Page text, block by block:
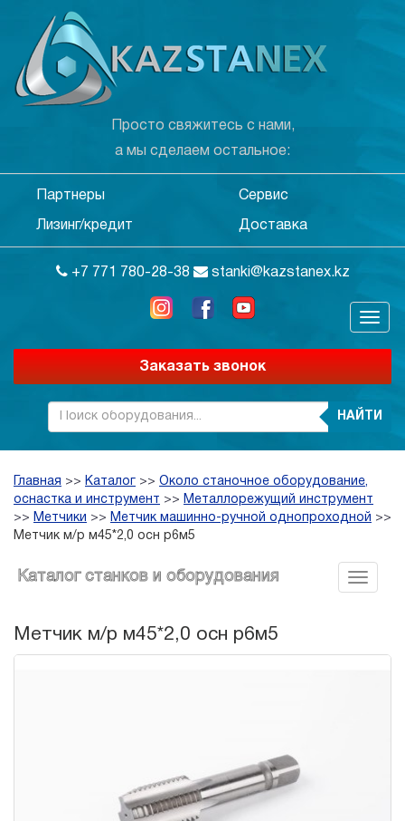
Просто свяжитесь с нами,
а мы сделаем остальное:
Партнеры Сервис
Лизинг/кредит Доставка
+7 771 780-28-38 stanki@kazstanex.kz
Заказать звонок
НАЙТИ
Главная >> Каталог >> Около станочное оборудование,
оснастка и инструмент >> Металлорежущий инструмент
>> Метчики >> Метчик машинно-ручной однопроходной >>
Метчик м/р м45*2,0 осн р6м5
Каталог станков и оборудования
Метчик м/р м45*2,0 осн р6м5